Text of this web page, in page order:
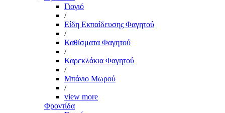
Γιογιό
/
Είδη Εκπαίδευσης Φαγητού
/
Καθίσματα Φαγητού
/
Καρεκλάκια Φαγητού
/
Μπάνιο Μωρού
/
view more
Φροντίδα